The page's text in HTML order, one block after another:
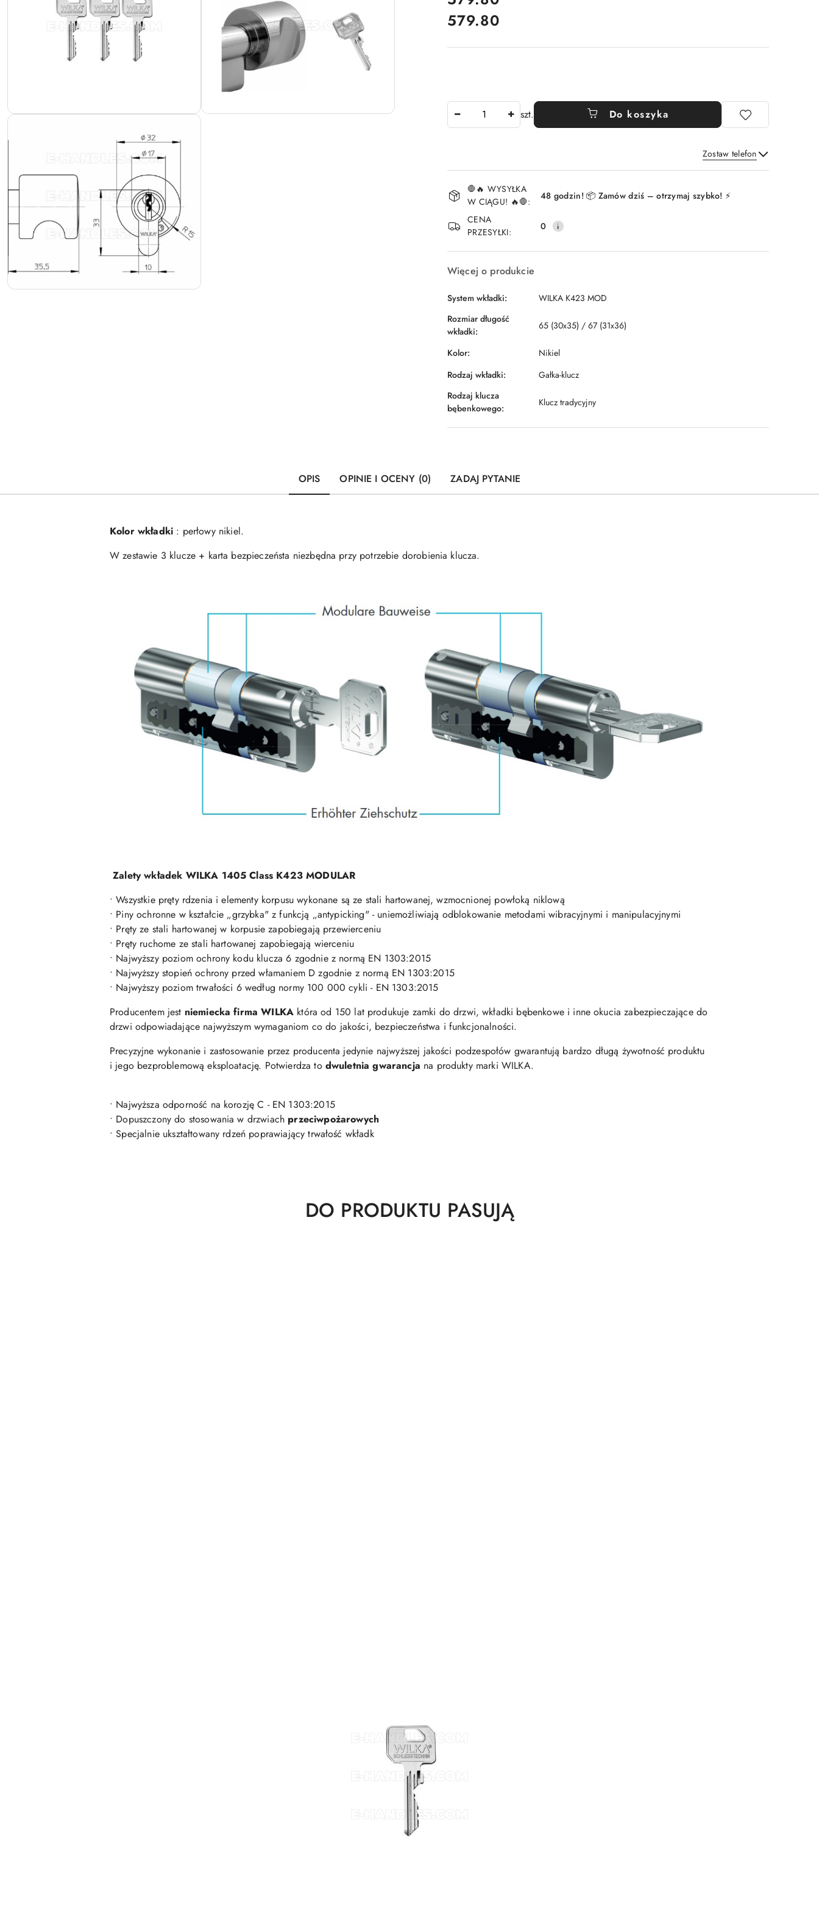
Cena:
579.80
szt. Do koszyka
Zostaw telefon
Wyślij
Dostępność
i
dostawa
🛑🔥 WYSYŁKA
W CIĄGU! 🔥🛑:
48 godzin! 📦 Zamów dziś – otrzymaj szybko! ⚡
CENA
PRZESYŁKI:
0
Więcej o produkcie
System wkładki:
WILKA K423 MOD
Rozmiar długość
wkładki:
65 (30x35) / 67 (31x36)
Kolor:
Nikiel
Rodzaj wkładki:
Gałka-klucz
Rodzaj klucza
bębenkowego:
Klucz tradycyjny
OPIS OPINIE I OCENY (0) ZADAJ PYTANIE
Kolor wkładki : perłowy nikiel.
W zestawie 3 klucze + karta bezpieczeństa niezbędna przy potrzebie dorobienia klucza.
Zalety wkładek WILKA 1405 Class K423 MODULAR
• Wszystkie pręty rdzenia i elementy korpusu wykonane są ze stali hartowanej, wzmocnionej powłoką niklową
• Piny ochronne w kształcie „grzybka" z funkcją „antypicking" - uniemożliwiają odblokowanie metodami wibracyjnymi i manipulacyjnymi
• Pręty ze stali hartowanej w korpusie zapobiegają przewierceniu
• Pręty ruchome ze stali hartowanej zapobiegają wierceniu
• Najwyższy poziom ochrony kodu klucza 6 zgodnie z normą EN 1303:2015
• Najwyższy stopień ochrony przed włamaniem D zgodnie z normą EN 1303:2015
• Najwyższy poziom trwałości 6 według normy 100 000 cykli - EN 1303:2015
Producentem jest niemiecka firma WILKA która od 150 lat produkuje zamki do drzwi, wkładki bębenkowe i inne okucia zabezpieczające do
drzwi odpowiadające najwyższym wymaganiom co do jakości, bezpieczeństwa i funkcjonalności.
Precyzyjne wykonanie i zastosowanie przez producenta jedynie najwyższej jakości podzespołów gwarantują bardzo długą żywotność produktu
i jego bezproblemową eksploatację. Potwierdza to dwuletnia gwarancja na produkty marki WILKA.
• Najwyższa odporność na korozję C - EN 1303:2015
• Dopuszczony do stosowania w drzwiach przeciwpożarowych
• Specjalnie ukształtowany rdzeń poprawiający trwałość wkładk
Produkty
DO PRODUKTU PASUJĄ